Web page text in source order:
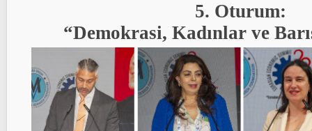
5. Oturum:
“Demokrasi, Kadınlar ve